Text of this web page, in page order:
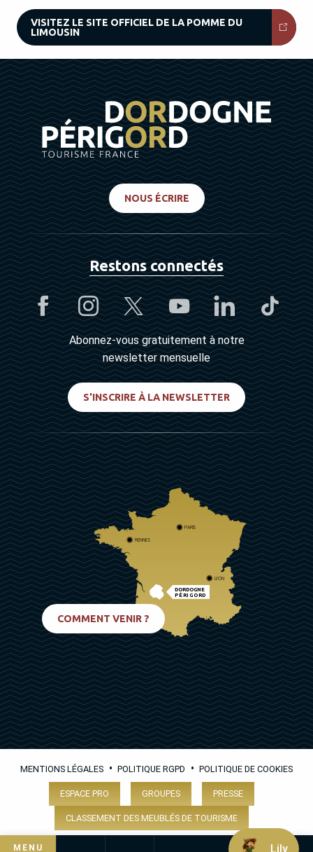
MENU
VISITEZ LE SITE OFFICIEL DE LA POMME DU
LIMOUSIN
NOUS ÉCRIRE
Restons connectés
Abonnez-vous gratuitement à notre
newsletter mensuelle
S'INSCRIRE À LA NEWSLETTER
DORDOGNE
PÉRIGORD
PARIS
RENNES
LYON
COMMENT VENIR ?
MENTIONS LÉGALES • POLITIQUE RGPD • POLITIQUE DE COOKIES
ESPACE PRO GROUPES PRESSE
CLASSEMENT DES MEUBLÉS DE TOURISME
Lily